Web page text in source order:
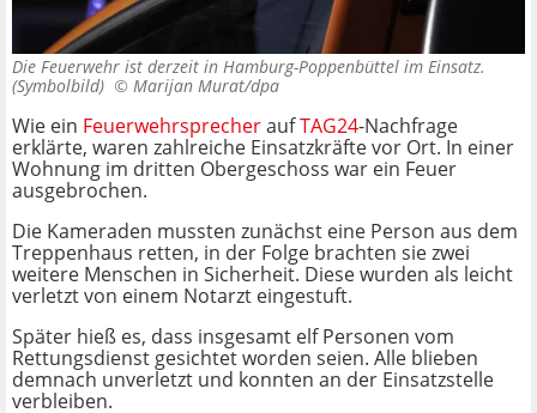
Die Feuerwehr ist derzeit in Hamburg-Poppenbüttel im Einsatz.
(Symbolbild) © Marijan Murat/dpa
Wie ein FeuerwehrsprecheraufTAG24-Nachfrage
erklärte, waren zahlreiche Einsatzkräfte vor Ort. In einer
Wohnung im dritten Obergeschoss war ein Feuer
ausgebrochen.
Die Kameraden mussten zunächst eine Person aus dem
Treppenhaus retten, in der Folge brachten sie zwei
weitere Menschen in Sicherheit. Diese wurden als leicht
verletzt von einem Notarzt eingestuft.
Später hieß es, dass insgesamt elf Personen vom
Rettungsdienst gesichtet worden seien. Alle blieben
demnach unverletzt und konnten an der Einsatzstelle
verbleiben.